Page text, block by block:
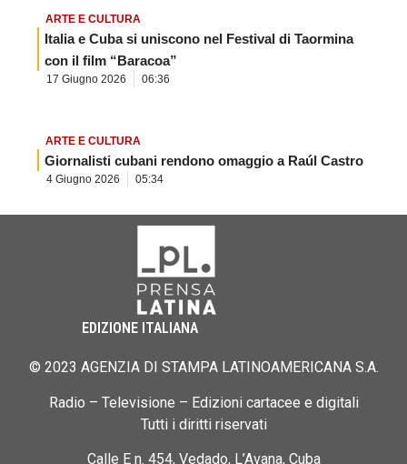
ARTE E CULTURA
Italia e Cuba si uniscono nel Festival di Taormina
con il film “Baracoa”
17 Giugno 2026 06:36
ARTE E CULTURA
Giornalisti cubani rendono omaggio a Raúl Castro
4 Giugno 2026 05:34
EDIZIONE ITALIANA
© 2023 AGENZIA DI STAMPA LATINOAMERICANA S.A.
Radio – Televisione – Edizioni cartacee e digitali
Tutti i diritti riservati
Calle E n. 454, Vedado, L’Avana, Cuba